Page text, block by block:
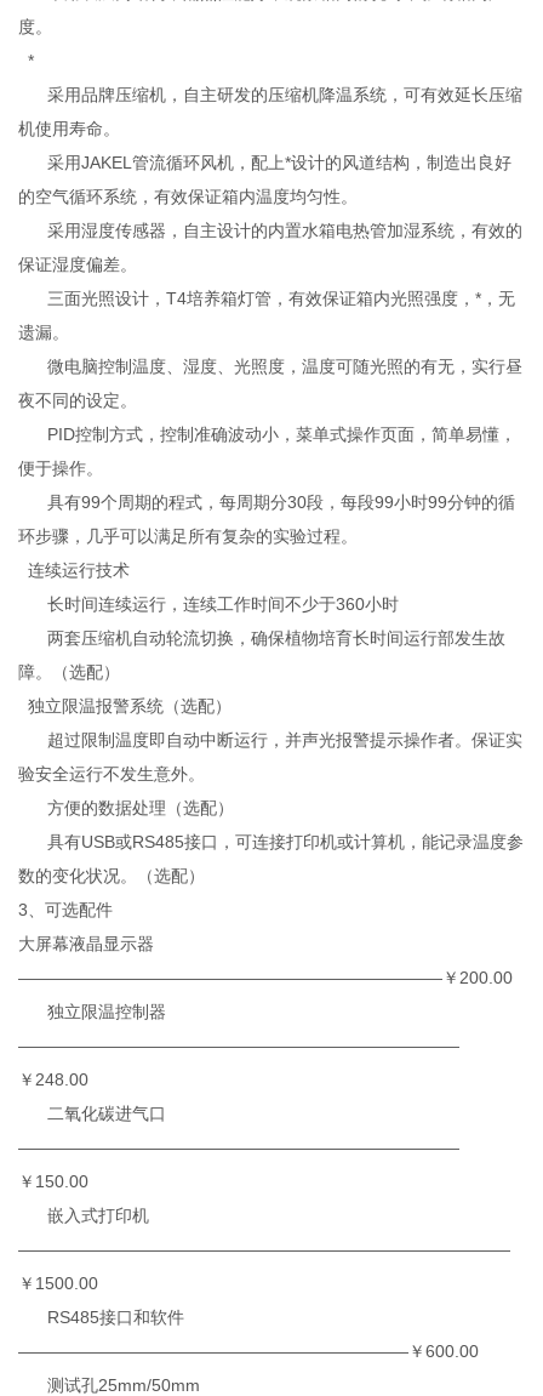
度。
*
采用品牌压缩机，自主研发的压缩机降温系统，可有效延长压缩
机使用寿命。
采用JAKEL管流循环风机，配上*设计的风道结构，制造出良好
的空气循环系统，有效保证箱内温度均匀性。
采用湿度传感器，自主设计的内置水箱电热管加湿系统，有效的
保证湿度偏差。
三面光照设计，T4培养箱灯管，有效保证箱内光照强度，*，无
遗漏。
微电脑控制温度、湿度、光照度，温度可随光照的有无，实行昼
夜不同的设定。
PID控制方式，控制准确波动小，菜单式操作页面，简单易懂，
便于操作。
具有99个周期的程式，每周期分30段，每段99小时99分钟的循
环步骤，几乎可以满足所有复杂的实验过程。
连续运行技术
长时间连续运行，连续工作时间不少于360小时
两套压缩机自动轮流切换，确保植物培育长时间运行部发生故
障。（选配）
独立限温报警系统（选配）
超过限制温度即自动中断运行，并声光报警提示操作者。保证实
验安全运行不发生意外。
方便的数据处理（选配）
具有USB或RS485接口，可连接打印机或计算机，能记录温度参
数的变化状况。（选配）
3、可选配件
大屏幕液晶显示器
—————————————————————————￥200.00
独立限温控制器
——————————————————————————
￥248.00
二氧化碳进气口
——————————————————————————
￥150.00
嵌入式打印机
—————————————————————————————
￥1500.00
RS485接口和软件
———————————————————————￥600.00
测试孔25mm/50mm